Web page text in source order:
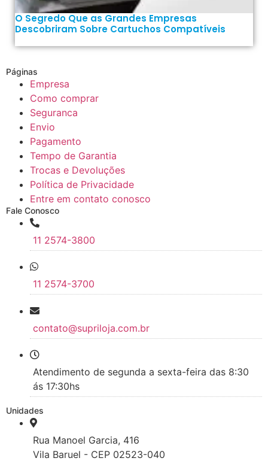
O Segredo Que as Grandes Empresas
Descobriram Sobre Cartuchos Compatíveis
Páginas
Empresa
Como comprar
Seguranca
Envio
Pagamento
Tempo de Garantia
Trocas e Devoluções
Política de Privacidade
Entre em contato conosco
Fale Conosco
11 2574-3800
11 2574-3700
contato@supriloja.com.br
Atendimento de segunda a sexta-feira das 8:30
ás 17:30hs
Unidades
Rua Manoel Garcia, 416
Vila Baruel - CEP 02523-040